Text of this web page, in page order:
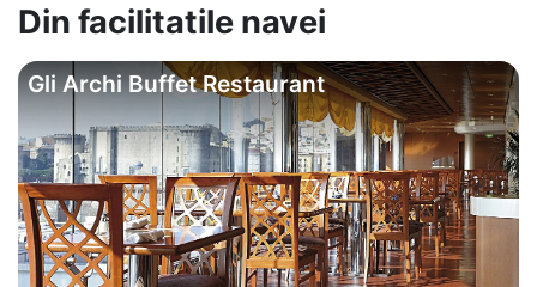
Din facilitatile navei
Gli Archi Buffet Restaurant